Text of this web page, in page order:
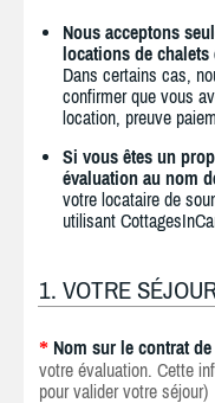
Nous acceptons
locations de chalets
Dans certains cas,
confirmer que vous
location, preuve
Si vous êtes un
évaluation au nom
votre locataire de
utilisant
1. VOTRE
* Nom sur le contrat
votre évaluation. Cette
pour valider votre séjour)